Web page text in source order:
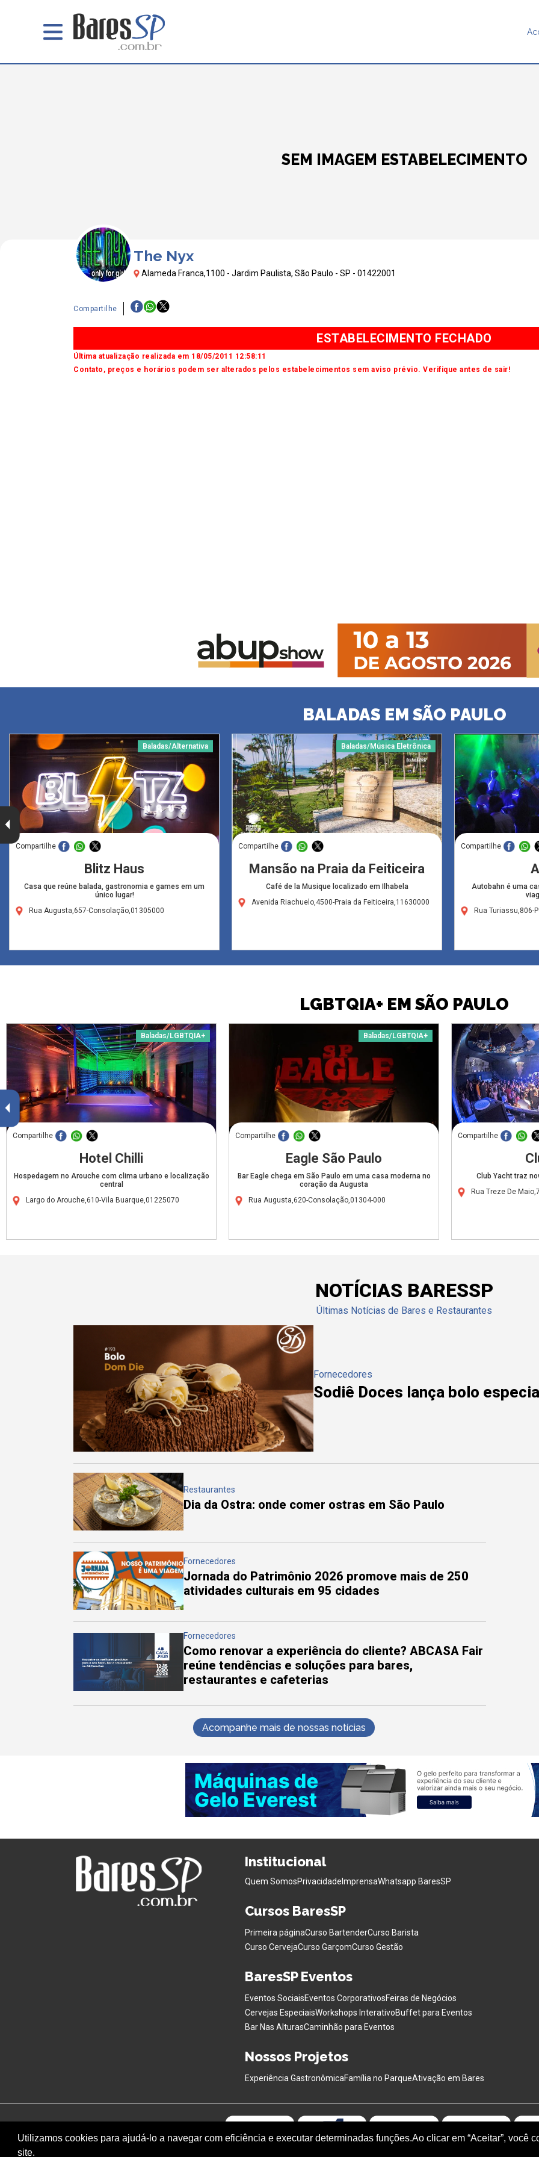
Utilizamos cookies para ajudá-lo a navegar com eficiência e executar determinadas funções.Ao clicar em “Aceitar”, você
site.
SEM IMAGEM ESTABELECIMENTO
The Nyx
Alameda Franca,1100 - Jardim Paulista, São Paulo - SP - 01422001
Compartilhe
ESTABELECIMENTO FECHADO
Última atualização realizada em 18/05/2011 12:58:11
Contato, preços e horários podem ser alterados pelos estabelecimentos sem aviso prévio. Verifique antes de sair!
BALADAS EM SÃO PAULO
Baladas/Alternativa
Compartilhe
Blitz Haus
Casa que reúne balada, gastronomia e games em um
único lugar!
Rua Augusta,657-Consolação,01305000
Baladas/Música Eletrônica
Compartilhe
Mansão na Praia da Feiticeira
Café de la Musique localizado em Ilhabela
Avenida Riachuelo,4500-Praia da Feiticeira,11630000
Compartilhe
Autobahn é uma
Rua Turiassu,806-
LGBTQIA+ EM SÃO PAULO
Baladas/LGBTQIA+
Compartilhe
Hotel Chilli
Hospedagem no Arouche com clima urbano e localização
central
Largo do Arouche,610-Vila Buarque,01225070
Baladas/LGBTQIA+
Compartilhe
Eagle São Paulo
Bar Eagle chega em São Paulo em uma casa moderna no
coração da Augusta
Rua Augusta,620-Consolação,01304-000
Compartilhe
Club Yacht traz
Rua Treze De
NOTÍCIAS BARESSP
Últimas Notícias de Bares e Restaurantes
Fornecedores
Sodiê Doces lança bolo
Restaurantes
Dia da Ostra: onde comer ostras em São Paulo
Fornecedores
Jornada do Patrimônio 2026 promove mais de 250
atividades culturais em 95 cidades
Fornecedores
Como renovar a experiência do cliente? ABCASA Fair
reúne tendências e soluções para bares,
restaurantes e cafeterias
Acompanhe mais de nossas notícias
Institucional
Quem SomosPrivacidadeImprensaWhatsapp BaresSP
Cursos BaresSP
Primeira páginaCurso BartenderCurso Barista
Curso CervejaCurso GarçomCurso Gestão
BaresSP Eventos
Eventos SociaisEventos CorporativosFeiras de Negócios
Cervejas EspeciaisWorkshops InterativoBuffet para Eventos
Bar Nas AlturasCaminhão para Eventos
Nossos Projetos
Experiência GastronômicaFamília no ParqueAtivação em Bares